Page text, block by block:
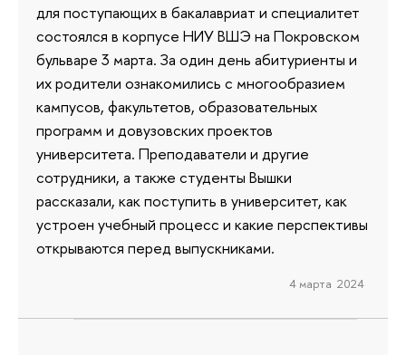
для поступающих в бакалавриат и специалитет
состоялся в корпусе НИУ ВШЭ на Покровском
бульваре 3 марта. За один день абитуриенты и
их родители ознакомились с многообразием
кампусов, факультетов, образовательных
программ и довузовских проектов
университета. Преподаватели и другие
сотрудники, а также студенты Вышки
рассказали, как поступить в университет, как
устроен учебный процесс и какие перспективы
открываются перед выпускниками.
4 марта 2024